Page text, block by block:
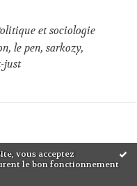
vous acceptez
le bon fonctionnement
et sociologie
,le pen,sarkozy,
just